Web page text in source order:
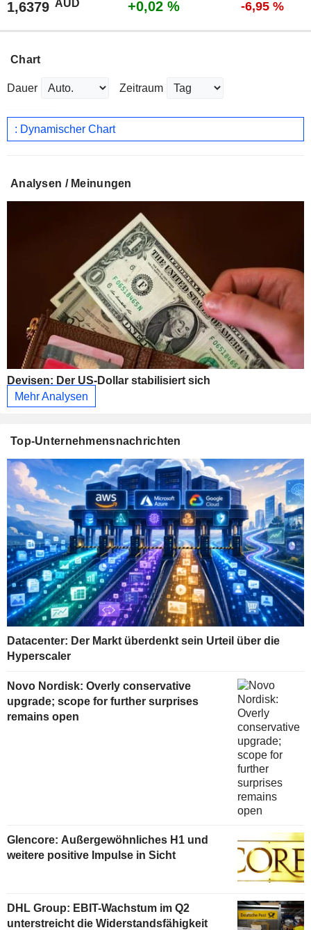
1,6379 AUD +0,02 % -6,95 %
Chart
Dauer Zeitraum
: Dynamischer Chart
Analysen / Meinungen
Devisen: Der US-Dollar stabilisiert sich
Mehr Analysen
Top-Unternehmensnachrichten
Datacenter: Der Markt überdenkt sein Urteil über die
Hyperscaler
Novo Nordisk: Overly conservative
upgrade; scope for further surprises
remains open
Glencore: Außergewöhnliches H1 und
weitere positive Impulse in Sicht
DHL Group: EBIT-Wachstum im Q2
unterstreicht die Widerstandsfähigkeit